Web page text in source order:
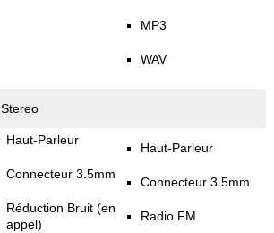
MP3
WAV
Stereo
Haut-Parleur
Connecteur 3.5mm
Réduction Bruit (en
appel)
Haut-Parleur
Connecteur 3.5mm
Radio FM